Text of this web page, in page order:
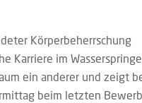
Körperbeherrschung
Karriere im
ein anderer und zeigt
beim letzten Bewerb